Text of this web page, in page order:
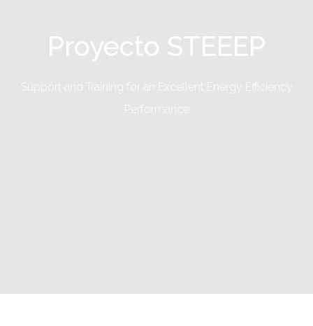
Proyecto STEEEP
Support and Training for an Excellent Energy Efficiency
Performance